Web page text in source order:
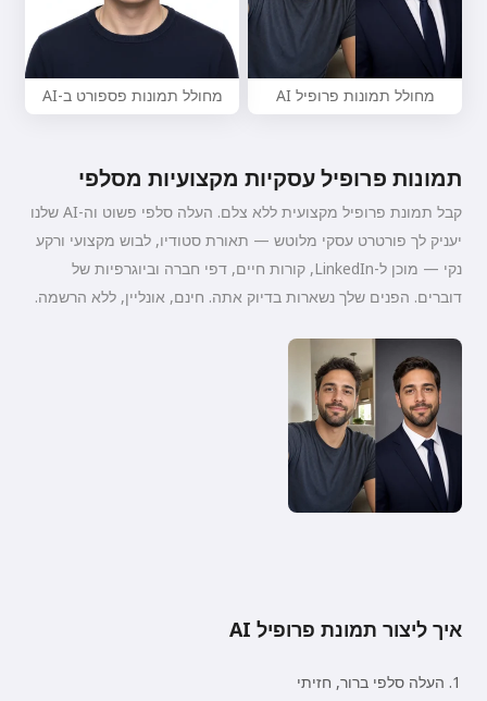
מחולל תמונות פרופיל AI מחולל תמונות פספורט ב-AI
תמונות פרופיל עסקיות מקצועיות מסלפי
קבל תמונת פרופיל מקצועית ללא צלם. העלה סלפי פשוט וה-AI שלנו
יעניק לך פורטרט עסקי מלוטש — תאורת סטודיו, לבוש מקצועי ורקע
נקי — מוכן ל-LinkedIn, קורות חיים, דפי חברה וביוגרפיות של
דוברים. הפנים שלך נשארות בדיוק אתה. חינם, אונליין, ללא הרשמה.
איך ליצור תמונת פרופיל AI
העלה סלפי ברור, חזיתי